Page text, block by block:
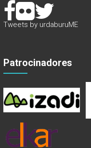
Tweets by urdaburuME
Patrocinadores